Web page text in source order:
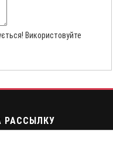
Використовуйте
РАССЫЛКУ